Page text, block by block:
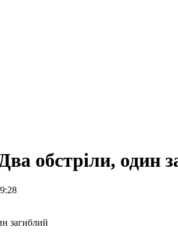
обстріли, один